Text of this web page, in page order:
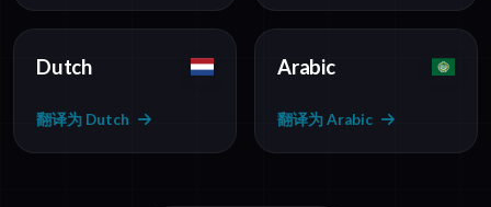
Dutch
翻译为 Dutch
Arabic
翻译为 Arabic